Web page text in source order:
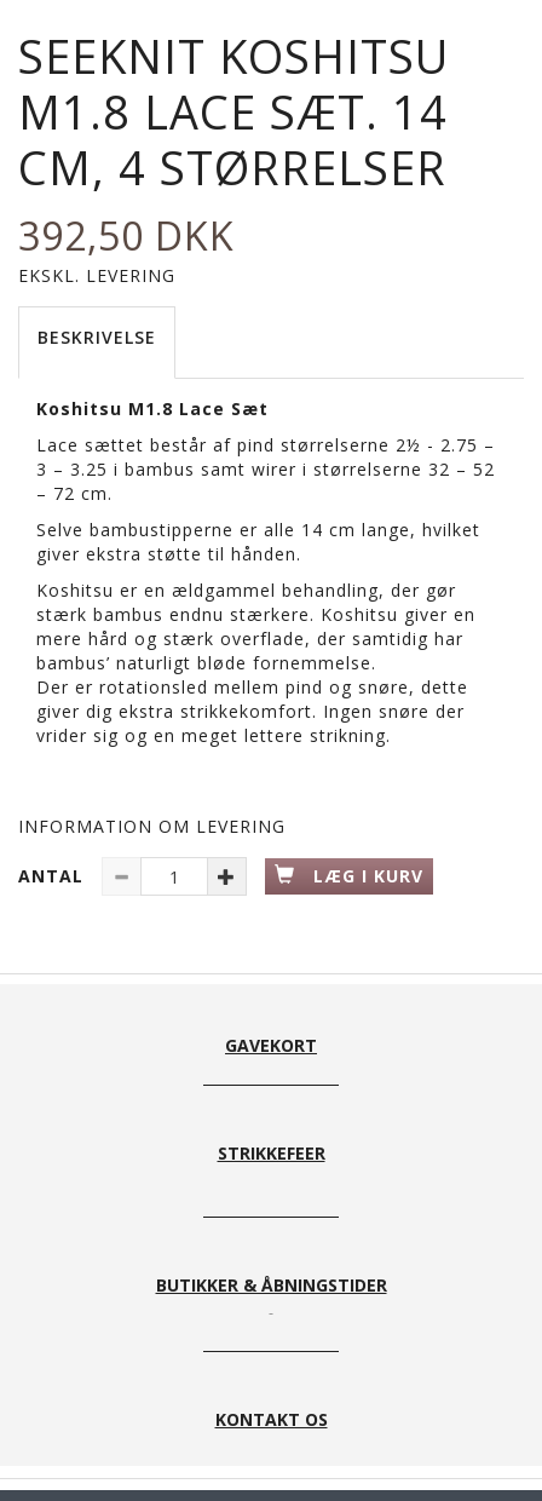
SEEKNIT KOSHITSU
M1.8 LACE SÆT. 14
CM, 4 STØRRELSER
392,50 DKK
EKSKL. LEVERING
BESKRIVELSE
Koshitsu M1.8 Lace Sæt
Lace sættet består af pind størrelserne 2½ - 2.75 –
3 – 3.25 i bambus samt wirer i størrelserne 32 – 52
– 72 cm.
Selve bambustipperne er alle 14 cm lange, hvilket
giver ekstra støtte til hånden.
Koshitsu er en ældgammel behandling, der gør
stærk bambus endnu stærkere. Koshitsu giver en
mere hård og stærk overflade, der samtidig har
bambus’ naturligt bløde fornemmelse.
Der er rotationsled mellem pind og snøre, dette
giver dig ekstra strikkekomfort. Ingen snøre der
vrider sig og en meget lettere strikning.
INFORMATION OM LEVERING
ANTAL LÆG I KURV
GAVEKORT
STRIKKEFEER
BUTIKKER & ÅBNINGSTIDER
KONTAKT OS